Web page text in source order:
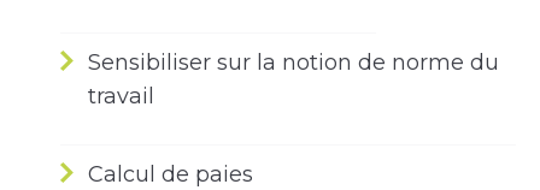
Sensibiliser sur la notion de norme du
travail
Calcul de paies